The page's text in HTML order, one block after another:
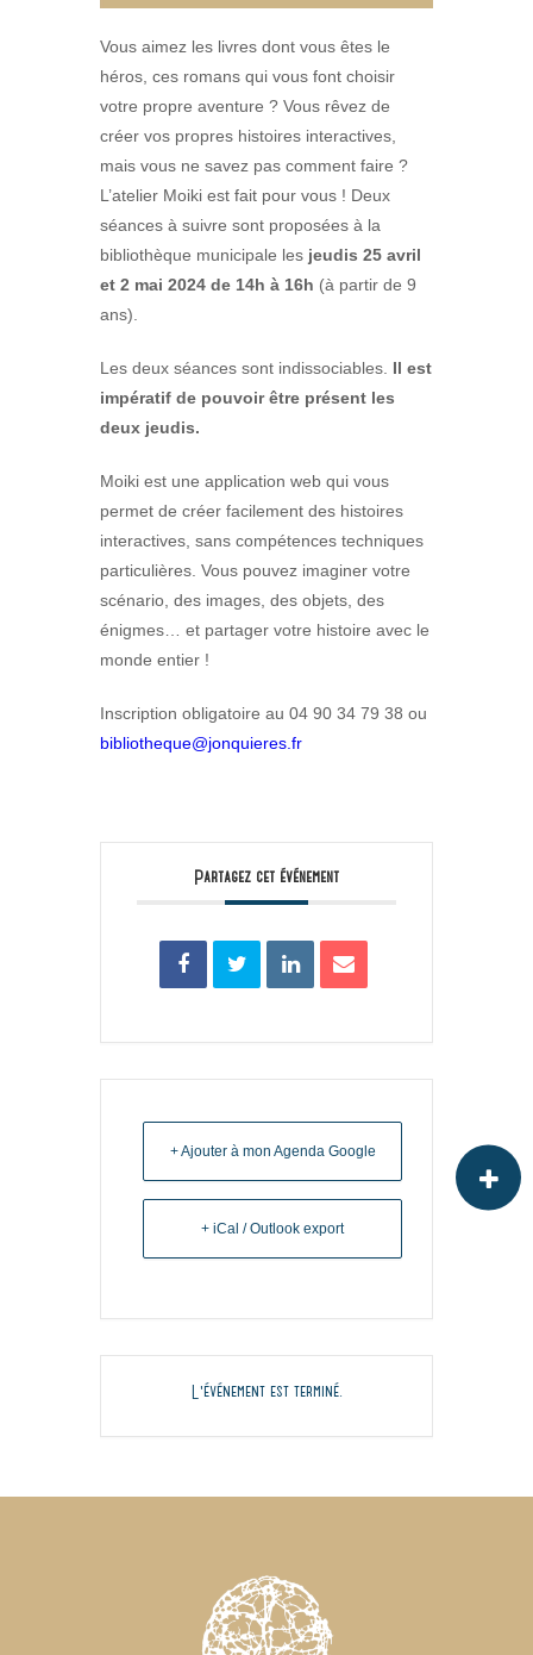
Vous aimez les livres dont vous êtes le
héros, ces romans qui vous font choisir
votre propre aventure ? Vous rêvez de
créer vos propres histoires interactives,
mais vous ne savez pas comment faire ?
L’atelier Moiki est fait pour vous ! Deux
séances à suivre sont proposées à la
bibliothèque municipale les jeudis 25 avril
et 2 mai 2024 de 14h à 16h (à partir de 9
ans).
Les deux séances sont indissociables. Il est
impératif de pouvoir être présent les
deux jeudis.
Moiki est une application web qui vous
permet de créer facilement des histoires
interactives, sans compétences techniques
particulières. Vous pouvez imaginer votre
scénario, des images, des objets, des
énigmes… et partager votre histoire avec le
monde entier !
Inscription obligatoire au 04 90 34 79 38 ou
bibliotheque@jonquieres.fr
Partagez cet événement
+ Ajouter à mon Agenda Google
+ iCal / Outlook export
L'événement est terminé.